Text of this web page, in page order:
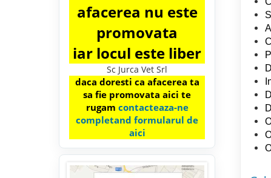
afacerea nu este
promovata
iar locul este liber
Sc Jurca Vet Srl
daca doresti ca afacerea ta
sa fie promovata aici te
rugam contacteaza-ne
completand formularul de
aici